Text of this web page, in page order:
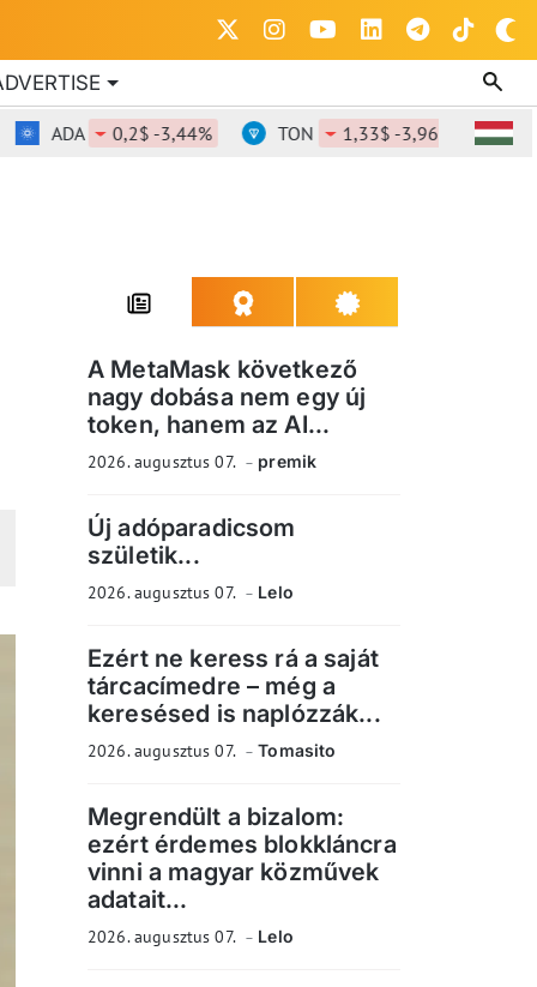
ADA 0,2$ -3,44% TON 1,33$ -3,96% DOT
A MetaMask következő
nagy dobása nem egy új
token, hanem az AI...
2026. augusztus 07. premik
Új adóparadicsom
születik...
2026. augusztus 07. Lelo
Ezért ne keress rá a saját
tárcacímedre – még a
keresésed is naplózzák...
2026. augusztus 07. Tomasito
Megrendült a bizalom:
ezért érdemes blokkláncra
vinni a magyar közművek
adatait...
2026. augusztus 07. Lelo